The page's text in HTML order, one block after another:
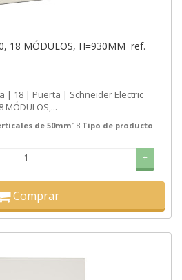
18 MÓDULOS, H=930MM ref.
MÓDULOS,...
de 50mm18 Tipo de producto
+
Comprar